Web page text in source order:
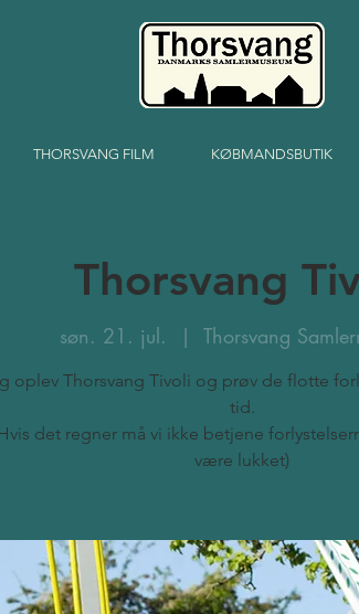
THORSVANG FILM KØBMANDSBUTIK
Thorsvang
søn. 21. jul.
  |
Thorsvang
oplev Thorsvang Tivoli og prøv de flotte
tid.
det regner må vi ikke betjene
være lukket)